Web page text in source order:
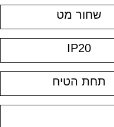
שחור מט
IP20
תחת הטיח